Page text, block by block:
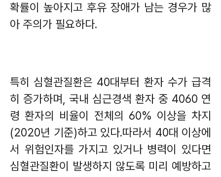
확률이 높아지고 후유 장애가 남는 경우가 많
아 주의가 필요하다.
특히 심혈관질환은 40대부터 환자 수가 급격
히 증가하며, 국내 심근경색 환자 중 4060 연
령 환자의 비율이 전체의 60% 이상을 차지
(2020년 기준)하고 있다.따라서 40대 이상에
서 위험인자를 가지고 있거나 병력이 있다면
심혈관질환이 발생하지 않도록 미리 예방하고